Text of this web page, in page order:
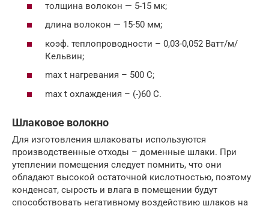
толщина волокон — 5-15 мк;
длина волокон — 15-50 мм;
коэф. теплопроводности – 0,03-0,052 Ватт/м/
Кельвин;
max t нагревания – 500 С;
max t охлаждения – (-)60 С.
Шлаковое волокно
Для изготовления шлаковаты используются
производственные отходы – доменные шлаки. При
утеплении помещения следует помнить, что они
обладают высокой остаточной кислотностью, поэтому
конденсат, сырость и влага в помещении будут
способствовать негативному воздействию шлаков на